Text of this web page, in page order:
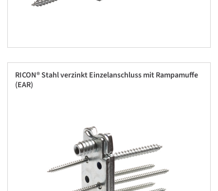
RICON® Stahl verzinkt Einzelanschluss mit Rampamuffe
(EAR)